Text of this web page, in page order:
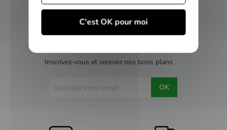
NEWSLETTER
Inscrivez-vous et recevez nos bons plans
OK
C'est OK pour moi